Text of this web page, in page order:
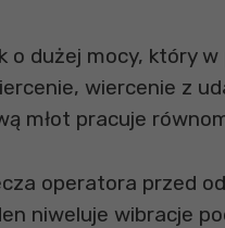
o dużej mocy, który
wiercenie z
młot pracuje
operatora przed
niweluje wibracje